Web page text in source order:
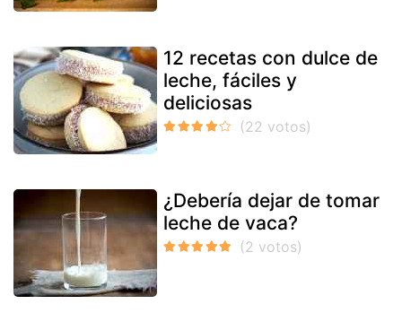
12 recetas con dulce de
leche, fáciles y
deliciosas
¿Debería dejar de tomar
leche de vaca?